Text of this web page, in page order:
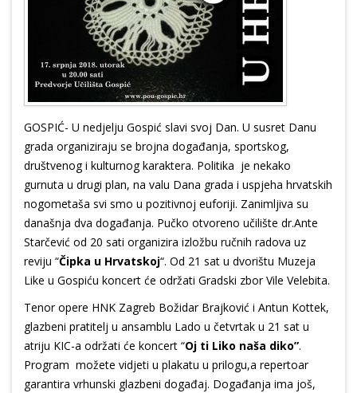
GOSPIĆ- U nedjelju Gospić slavi svoj Dan. U susret Danu
grada organiziraju se brojna događanja, sportskog,
društvenog i kulturnog karaktera. Politika je nekako
gurnuta u drugi plan, na valu Dana grada i uspjeha hrvatskih
nogometaša svi smo u pozitivnoj euforiji. Zanimljiva su
današnja dva događanja. Pučko otvoreno učilište dr.Ante
Starčević od 20 sati organizira izložbu ručnih radova uz
reviju “Čipka u Hrvatskoj“. Od 21 sat u dvorištu Muzeja
Like u Gospiću koncert će održati Gradski zbor Vile Velebita.
Tenor opere HNK Zagreb Božidar Brajković i Antun Kottek,
glazbeni pratitelj u ansamblu Lado u četvrtak u 21 sat u
atriju KIC-a održati će koncert “Oj ti Liko naša diko”.
Program možete vidjeti u plakatu u prilogu,a repertoar
garantira vrhunski glazbeni događaj. Događanja ima još,